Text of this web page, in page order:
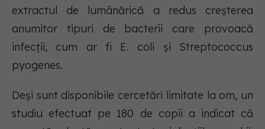
extractul de lumânărică a redus creșterea
anumitor tipuri de bacterii care provoacă
infecții, cum ar fi E. coli și Streptococcus
pyogenes.
Deși sunt disponibile cercetări limitate la om, un
studiu efectuat pe 180 de copii a indicat că